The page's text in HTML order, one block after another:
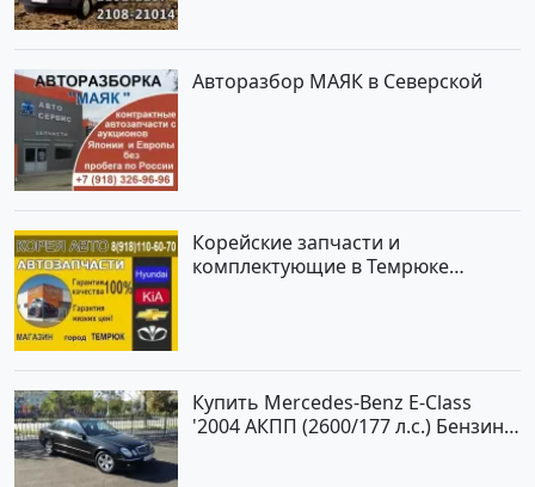
Авторазбор МАЯК в Северской
Корейские запчасти и
комплектующие в Темрюке
Купить Mercedes-Benz E-Class
'2004 АКПП (2600/177 л.с.) Бензин